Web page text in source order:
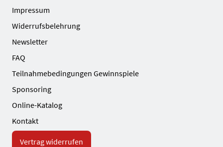
Impressum
Widerrufsbelehrung
Newsletter
FAQ
Teilnahmebedingungen Gewinnspiele
Sponsoring
Online-Katalog
Kontakt
Vertrag widerrufen